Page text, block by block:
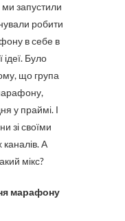
ми запустили
робити
в себе в
ідеї. Було
що група
у праймі. І
зі своїми
А
мікс?
марафону